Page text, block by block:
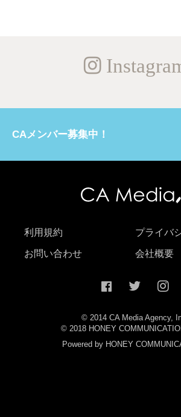
CAメンバー募集中！
利用規約 プライバ
お問い合わせ 会社概要
© 2014 CA Media Agency,
© 2018 HONEY
Powered by HONEY